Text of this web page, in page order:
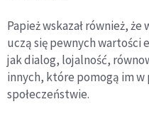
Papież wskazał również,
uczą się pewnych wartości
jak dialog, lojalność,
innych, które pomogą im w
społeczeństwie.